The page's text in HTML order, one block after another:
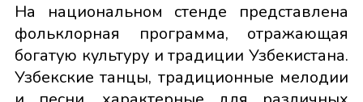
На национальном стенде представлена
фольклорная программа, отражающая
богатую культуру и традиции Узбекистана.
Узбекские танцы, традиционные мелодии